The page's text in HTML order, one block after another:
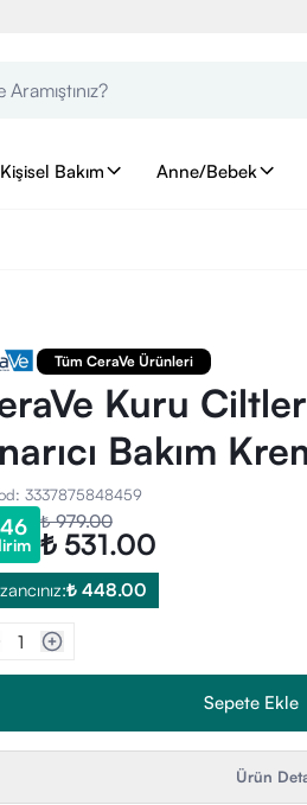
Kişisel Bakım Anne/Bebek
Tüm CeraVe Ürünleri
Kuru
Bakım
: 3337875848459
46 ₺ 979.00
₺ 531.00
₺ 448.00
1
Sepete Ekle
Ürün